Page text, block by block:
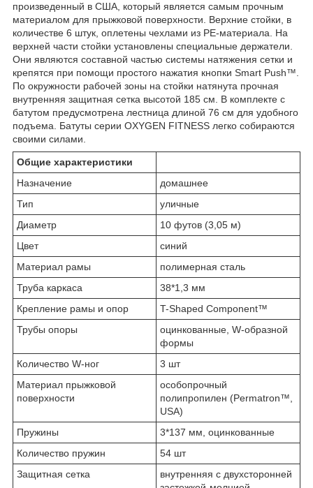
произведенный в США, который является самым прочным
материалом для прыжковой поверхности. Верхние стойки, в
количестве 6 штук, оплетены чехлами из PE-материала. На
верхней части стойки установлены специальные держатели.
Они являются составной частью системы натяжения сетки и
крепятся при помощи простого нажатия кнопки Smart Push™.
По окружности рабочей зоны на стойки натянута прочная
внутренняя защитная сетка высотой 185 см. В комплекте с
батутом предусмотрена лестница длиной 76 см для удобного
подъема. Батуты серии OXYGEN FITNESS легко собираются
своими силами.
Общие характеристики
Назначение
домашнее
Тип
уличные
Диаметр
10 футов (3,05 м)
Цвет
синий
Материал рамы
полимерная сталь
Труба каркаса
38*1,3 мм
Крепление рамы и опор
T-Shaped Component™
Трубы опоры
оцинкованные, W-образной
формы
Количество W-ног
3 шт
Материал прыжковой
поверхности
особопрочный
полипропилен (Permatron™,
USA)
Пружины
3*137 мм, оцинкованные
Количество пружин
54 шт
Защитная сетка
внутренняя с двухсторонней